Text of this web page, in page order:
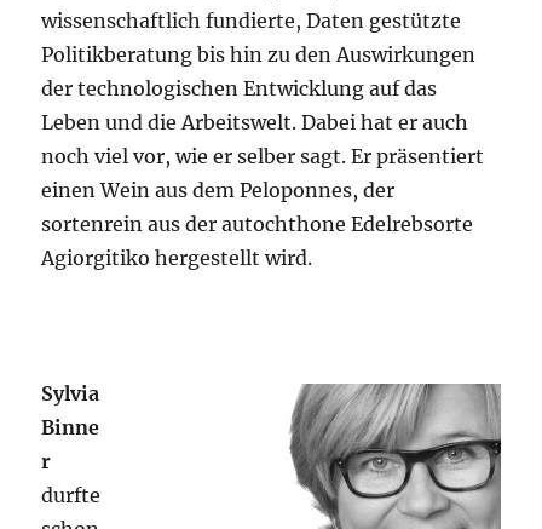
wissenschaftlich fundierte, Daten gestützte
Politikberatung bis hin zu den Auswirkungen
der technologischen Entwicklung auf das
Leben und die Arbeitswelt. Dabei hat er auch
noch viel vor, wie er selber sagt. Er präsentiert
einen Wein aus dem Peloponnes, der
sortenrein aus der autochthone Edelrebsorte
Agiorgitiko hergestellt wird.
Sylvia
Binne
r
durfte